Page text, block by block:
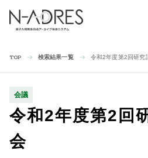
TOP 検索結果一覧 令和2年度第2回研究
会議
令和2年度第2回
会